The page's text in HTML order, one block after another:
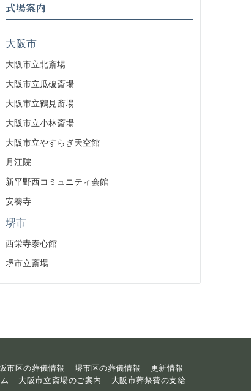
式場案内
大阪市
大阪市立北斎場
大阪市立瓜破斎場
大阪市立鶴見斎場
大阪市立小林斎場
大阪市立やすらぎ天空館
月江院
新平野西コミュニティ会館
安養寺
堺市
西栄寺泰心館
堺市立斎場
市区の葬儀情報 堺市区の葬儀情報
更新情報
大阪市立斎場のご案内
大阪市葬祭費の支給